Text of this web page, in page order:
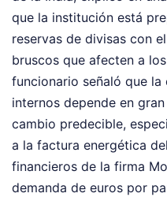
que la institución está
reservas de divisas con
bruscos que afecten a
funcionario señaló que
internos depende en
cambio predecible,
a la factura energética
financieros de la firma
demanda de euros por